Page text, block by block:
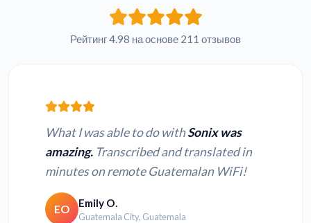
Рейтинг 4.98 на основе 211 отзывов
What I was able to do withSonix was
amazing. Transcribed and translated in
minutes on remote Guatemalan WiFi!
EO Emily O.
Guatemala City, Guatemala